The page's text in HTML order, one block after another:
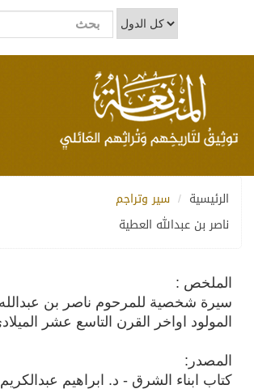
الرئيسية
سير وتراجم
ناصر بن عبدالله العطية
الملخص :
سيرة شخصية للمرحوم ناصر بن عبدالله
المولود اواخر القرن التاسع عشر
المصدر:
كتاب ابناء الشرق - د. ابراهيم